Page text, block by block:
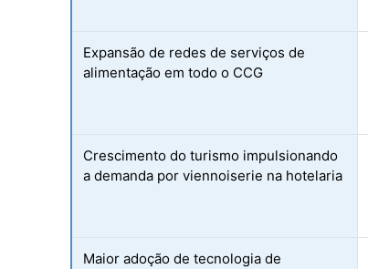
Expansão de redes de serviços de
alimentação em todo o CCG
Crescimento do turismo impulsionando
a demanda por viennoiserie na hotelaria
Maior adoção de tecnologia de